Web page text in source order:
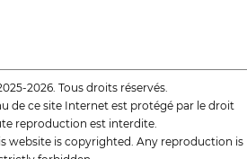
2026. Tous droits réservés.
de ce site Internet est protégé par le droit
reproduction est interdite.
website is copyrighted. Any reproduction is